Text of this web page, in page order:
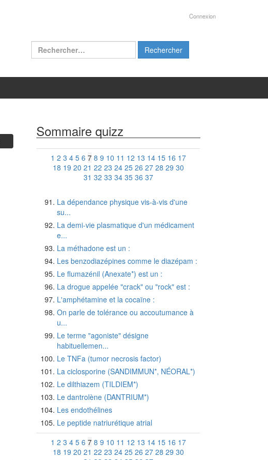
Connexion
Rechercher :
Sommaire quizz
1 2 3 4 5 6 7 8 9 10 11 12 13 14 15 16 17
18 19 20 21 22 23 24 25 26 27 28 29 30
31 32 33 34 35 36 37
La dépendance physique vis-à-vis d'une
su...
La demi-vie plasmatique d'un médicament
e...
La méthadone est un :
Les benzodiazépines comme le diazépam :
Le flumazénil (Anexate*) est un :
La drogue appelée "crack" ou "rock" est :
L'amphétamine et la cocaïne :
On parle de tolérance ou accoutumance à
u...
Le terme "agoniste" désigne
habituellemen...
Le TNFa (tumor necrosis factor)
La ciclosporine (SANDIMMUN*, NÉORAL*)
Le dilthiazem (TILDIEM*)
Le dantrolène (DANTRIUM*)
Les endothélines
Le peptide natriurétique atrial
1 2 3 4 5 6 7 8 9 10 11 12 13 14 15 16 17
18 19 20 21 22 23 24 25 26 27 28 29 30